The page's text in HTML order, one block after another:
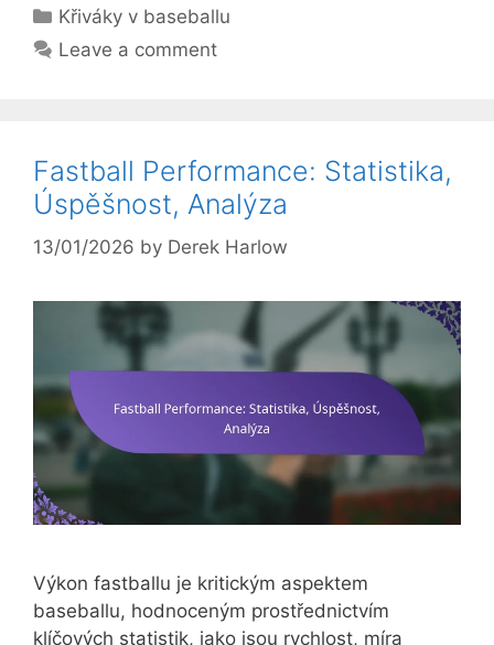
Categories
Křiváky v baseballu
Leave a comment
Fastball Performance: Statistika,
Úspěšnost, Analýza
13/01/2026 by Derek Harlow
Výkon fastballu je kritickým aspektem
baseballu, hodnoceným prostřednictvím
klíčových statistik, jako jsou rychlost, míra